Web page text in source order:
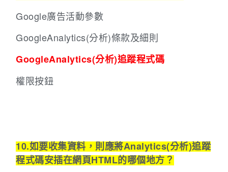
Google廣告活動參數
GoogleAnalytics(分析)條款及細則
GoogleAnalytics(分析)追蹤程式碼
權限按鈕
10.如要收集資料，則應將Analytics(分析)追蹤
程式碼安插在網頁HTML的哪個地方？